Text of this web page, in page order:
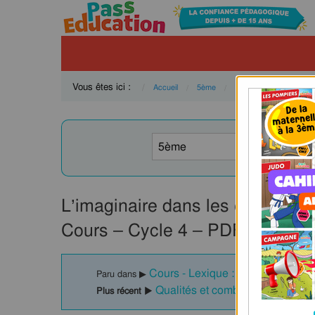
Vous êtes ici : Accueil 5ème Français
L’imaginaire dans les
Cours – Cycle 4 – PDF gratuit
Paru dans ▶ Cours - Lexique : 5ème
Plus récent ▶ Qualités et combats dans les